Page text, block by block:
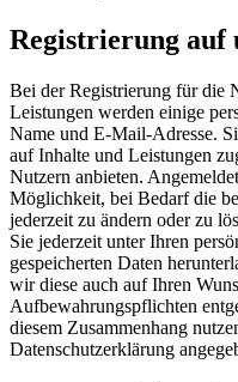
Registrierung auf
Bei der Registrierung für die
Leistungen werden einige
Name und E-Mail-Adresse.
auf Inhalte und Leistungen
Nutzern anbieten.
Möglichkeit, bei Bedarf die
jederzeit zu ändern oder zu
Sie jederzeit unter Ihren
gespeicherten Daten
wir diese auch auf Ihren
Aufbewahrungspflichten
diesem Zusammenhang
Datenschutzerklärung